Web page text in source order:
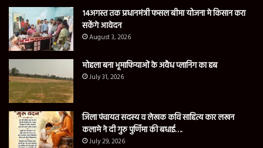
14अगस्त तक प्रधानमंत्री फसल बीमा योजना मे किसान करा
सकेंगे आवेदन
August 3, 2026
मोहला बना भूमाफियाओं के अवैध प्लानिंग का हब
July 31, 2026
जिला पंचायत सदस्य व लेखक कवि साहित्य कार लखन
कलामे ने दी गुरु पुर्णिमा की बधाई….
July 29, 2026